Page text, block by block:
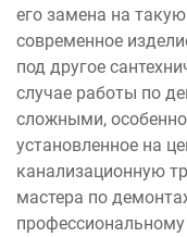
его замена на
современное
под другое
случае работы по
сложными, особенно
установленное на
канализационную
мастера по